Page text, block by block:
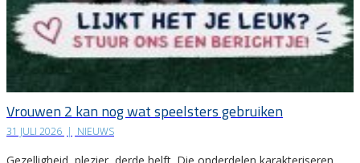
Vrouwen 2 kan nog wat speelsters gebruiken
31 JULI 2026 | NIEUWS